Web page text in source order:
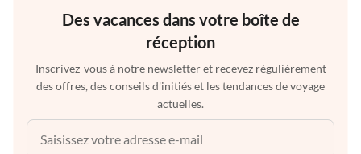
Des vacances dans votre boîte de
réception
Inscrivez-vous à notre newsletter et recevez régulièrement
des offres, des conseils d'initiés et les tendances de voyage
actuelles.